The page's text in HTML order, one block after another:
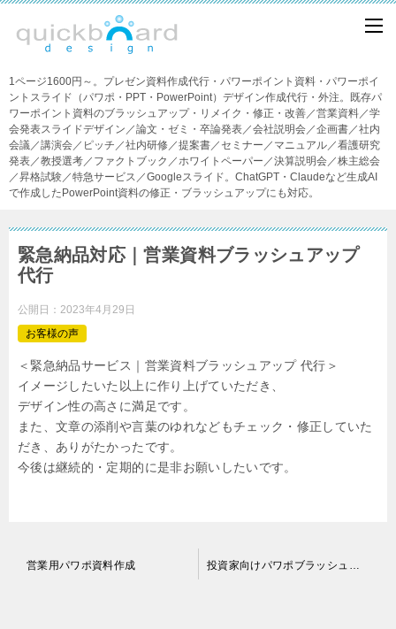
1ページ1600円～。プレゼン資料作成代行・パワーポイント資料・パワーポイ
ントスライド（パワポ・PPT・PowerPoint）デザイン作成代行・外注。既存パ
ワーポイント資料のブラッシュアップ・リメイク・修正・改善／営業資料／学
会発表スライドデザイン／論文・ゼミ・卒論発表／会社説明会／企画書／社内
会議／講演会／ピッチ／社内研修／提案書／セミナー／マニュアル／看護研究
発表／教授選考／ファクトブック／ホワイトペーパー／決算説明会／株主総会
／昇格試験／特急サービス／Googleスライド。ChatGPT・Claudeなど生成AI
で作成したPowerPoint資料の修正・ブラッシュアップにも対応。
緊急納品対応｜営業資料ブラッシュアップ
代行
公開日： 2023年4月29日
お客様の声
＜緊急納品サービス｜営業資料ブラッシュアップ 代行＞
イメージしたいた以上に作り上げていただき、
デザイン性の高さに満足です。
また、文章の添削や言葉のゆれなどもチェック・修正していた
だき、ありがたかったです。
今後は継続的・定期的に是非お願いしたいです。
営業用パワポ資料作成